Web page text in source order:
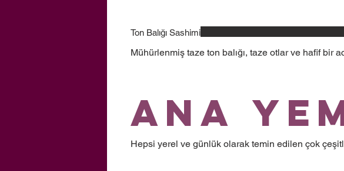
Ton Balığı Sashimi
Mühürlenmiş taze ton balığı, taze otlar ve hafif bir
Ana
Hepsi yerel ve günlük olarak temin edilen çok